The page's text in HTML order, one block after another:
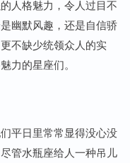
人格魅力，令人过目不
幽默风趣，还是自信骄
不缺少统领众人的实
力的星座们。
平日里常常显得没心没
管水瓶座给人一种吊儿